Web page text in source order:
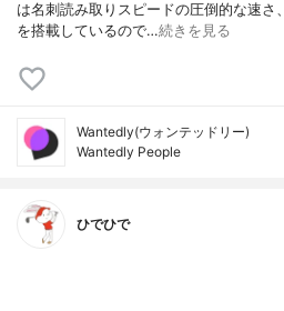
は名刺読み取りスピードの圧倒的な速さ
を搭載しているので…続きを見る
Wantedly(ウォンテッドリー)
Wantedly People
ひでひで